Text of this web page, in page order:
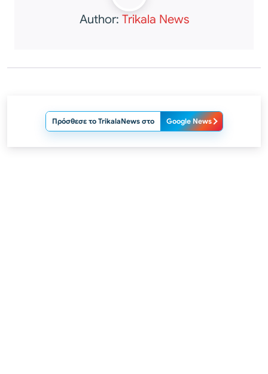
Author: Trikala News
Πρόσθεσε το TrikalaNews στο Google News